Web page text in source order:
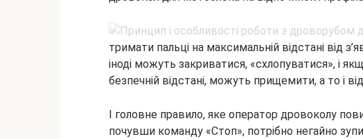
тримати пальці на максимальній відстані від
іноді можуть закриватися, «схлопуватися», і
безпечній відстані, можуть прищемити, а то і
І головне правило, яке оператор дровоколу
почувши команду «Стоп», потрібно негайно